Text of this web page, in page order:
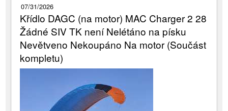
07/31/2026
Křídlo DAGC (na motor) MAC Charger 2 28
Žádné SIV TK není Nelétáno na písku
Nevětveno Nekoupáno Na motor (Součást
kompletu)